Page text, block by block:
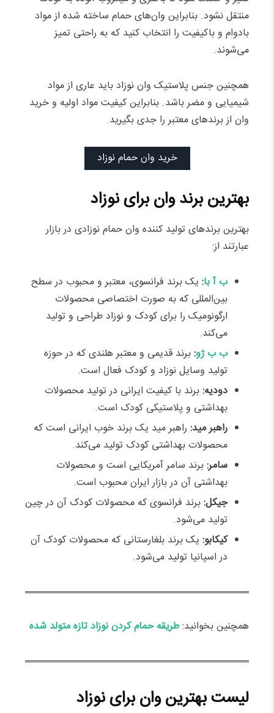
منتقل نشود. بنابراین وان‌های حمام ساخته شده از مواد
بادوام و باکیفیت را انتخاب کنید که به راحتی تمیز
می‌شوند.
همچنین جنس پلاستیک وان نوزاد باید عاری از مواد
شیمیایی و مضر باشد. بنابراین کیفیت مواد اولیه و خرید
وان از برندهای معتبر را جدی بگیرید.
خرید وان حمام نوزاد
بهترین برند وان برای نوزاد
بهترین برندهای تولید کننده وان حمام نوزادی در بازار
عبارتند از:
ب آ با:یک برند فرانسوی، معتبر و محبوب در سطح
بین‌المللی که به صورت اختصاصی محصولات
ارگونومیک را برای کودک و نوزاد طراحی و تولید
می‌کند.
ب ب ژو:برند قدیمی و معتبر هلندی که در حوزه
تولید وسایل نوزاد و کودک فعال است.
دودیه:برند با کیفیت ایرانی در تولید محصولات
بهداشتی و پلاستیکی کودک است.
راهبر مید:راهبر مید یک برند خوب ایرانی است که
محصولات بهداشتی کودک تولید می‌کند.
سامر:برند سامر آمریکایی است و محصولات
بهداشتی آن در بازار ایران محبوب است.
جیکل:برند فرانسوی که محصولات کودک آن در چین
تولید می‌شود.
کیکابو:یک برند بلغارستانی که محصولات کودک آن
در اسپانیا تولید می‌شود.
همچنین بخوانید:طریقه حمام کردن نوزاد تازه متولد شده
لیست بهترین وان برای نوزاد